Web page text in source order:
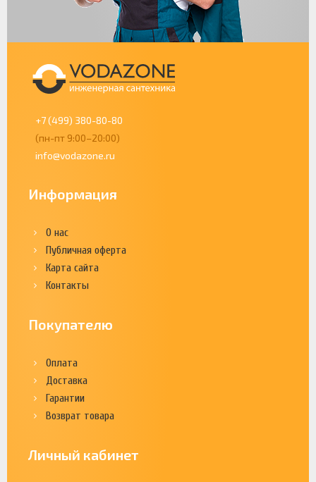
+7 (499) 380-80-80
(пн-пт 9:00–20:00)
info@vodazone.ru
Информация
О нас
Публичная оферта
Карта сайта
Контакты
Покупателю
Оплата
Доставка
Гарантии
Возврат товара
Личный кабинет